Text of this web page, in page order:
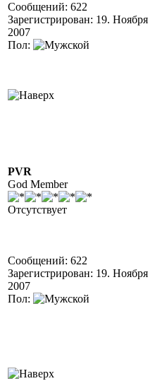
Сообщений: 622
Зарегистрирован: 19. Ноября
2007
Пол:
PVR
God Member
Отсутствует
Сообщений: 622
Зарегистрирован: 19. Ноября
2007
Пол: